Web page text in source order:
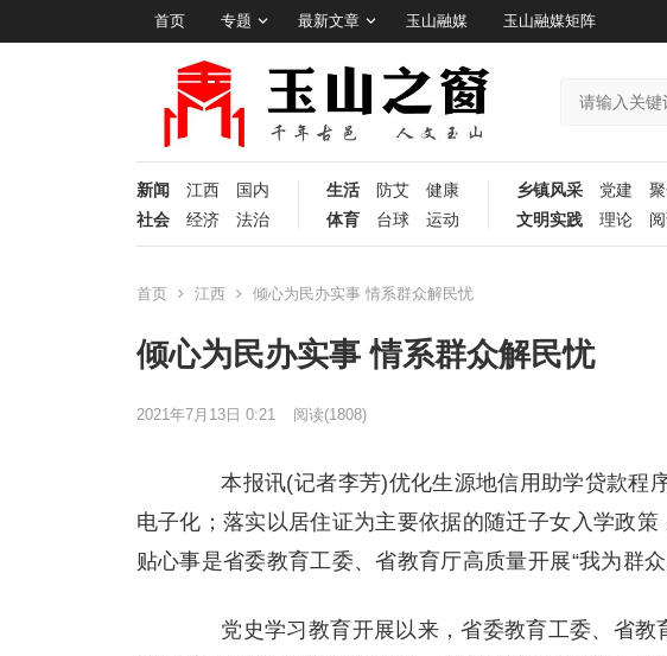
首页 专题 最新文章 玉山融媒 玉山融媒矩阵
新闻 江西
国内
社会
经济 法治
生活 防艾
健康
体育
台球 运动
乡镇风采 党建
文明实践
理论
首页 江西 倾心为民办实事 情系群众解民忧
倾心为民办实事 情系群众解民忧
2021年7月13日 0:21 阅读(1808)
本报讯(记者李芳)优化生源地信用助学贷款程
电子化；落实以居住证为主要依据的随迁子女入学政
贴心事是省委教育工委、省教育厅高质量开展“我为群
党史学习教育开展以来，省委教育工委、省教